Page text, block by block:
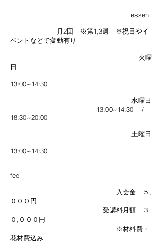
lessen
月2回 ※第1,3週 ※祝日やイ
ベントなどで変動有り
火曜
日
13:00~14:30
水曜日
13:00~14:30
/
18:30~20:00
土曜日
13:00~14:30
fee
入会金 ５,
０００円
受講料月額 ３
０,０００円
※材料費・
花材費込み